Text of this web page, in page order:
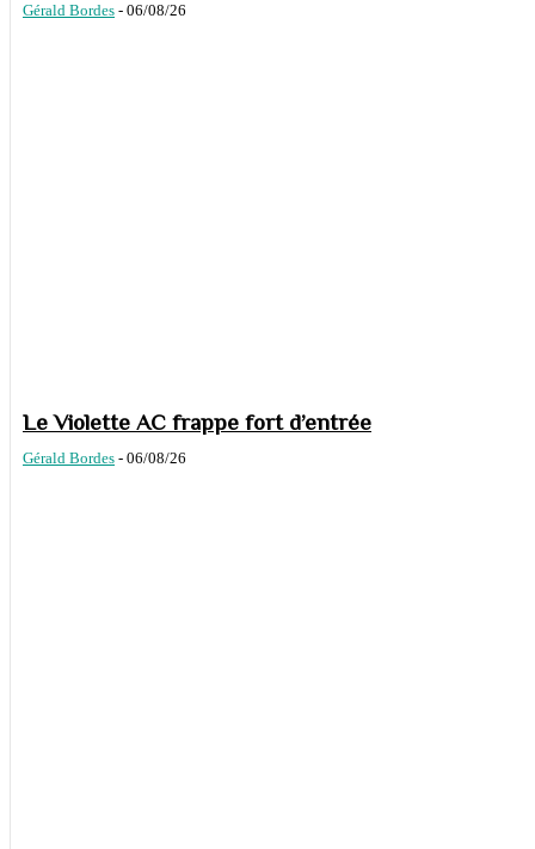
Gérald Bordes - 06/08/26
Le Violette AC frappe fort d’entrée
Gérald Bordes - 06/08/26